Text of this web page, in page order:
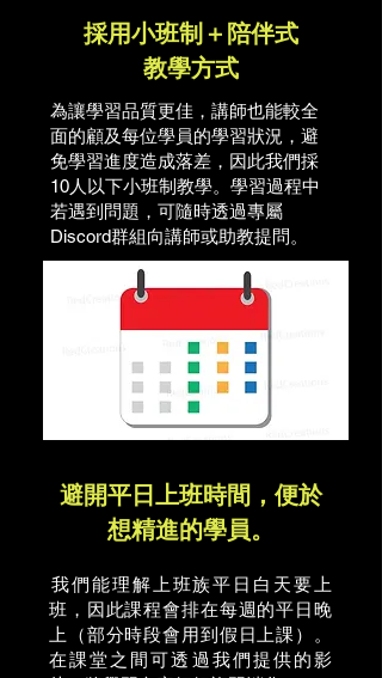
​採用小班制＋陪伴式
教學方式
為讓學習品質更佳，講師也能較全
面的顧及每位學員的學習狀況，避
免學習進度造成落差，因此我們採
10人以下小班制教學。學習過程中
若遇到問題，可隨時透過專屬
Discord群組向講師或助教提問。
​避開平日上班時間，便於
想精進的學員。
​我們能理解上班族平日白天要上
班，因此課程會排在每週的平日晚
上（部分時段會用到假日上課）。
在課堂之間可透過我們提供的影